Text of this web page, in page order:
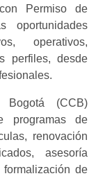
Permiso de
oportunidades
operativos,
perfiles, desde
(CCB)
programas de
renovación
asesoría
de